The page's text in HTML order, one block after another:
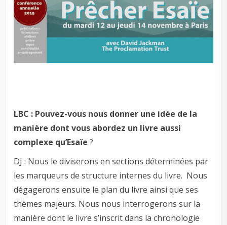
LBC : Pouvez-vous nous donner une idée de la
manière dont vous abordez un livre aussi
complexe qu’Esaïe?
DJ : Nous le diviserons en sections déterminées par
les marqueurs de structure internes du livre. Nous
dégagerons ensuite le plan du livre ainsi que ses
thèmes majeurs. Nous nous interrogerons sur la
manière dont le livre s’inscrit dans la chronologie